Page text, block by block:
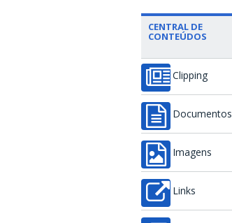
CENTRAL DE
CONTEÚDOS
Clipping
Documentos
Imagens
Links